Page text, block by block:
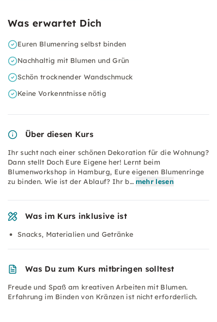
Was erwartet Dich
Euren Blumenring selbst binden
Nachhaltig mit Blumen und Grün
Schön trocknender Wandschmuck
Keine Vorkenntnisse nötig
Über diesen Kurs
Ihr sucht nach einer schönen Dekoration für die Wohnung?
Dann stellt Doch Eure Eigene her! Lernt beim
Blumenworkshop in Hamburg, Eure eigenen Blumenringe
zu binden. Wie ist der Ablauf? Ihr b… mehr lesen
Was im Kurs inklusive ist
Snacks, Materialien und Getränke
Was Du zum Kurs mitbringen solltest
Freude und Spaß am kreativen Arbeiten mit Blumen.
Erfahrung im Binden von Kränzen ist nicht erforderlich.